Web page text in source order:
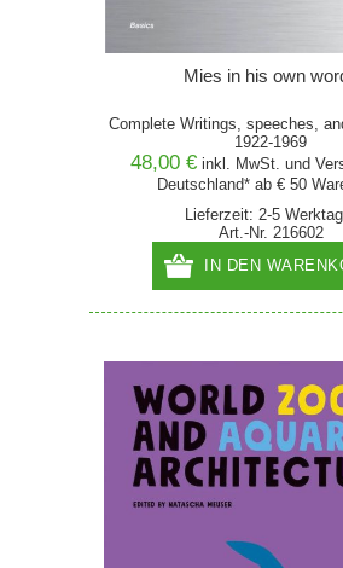
Mies in his own
Complete Writings, speeches,
1922-1969
48,00 € inkl. MwSt. und
Deutschland* ab € 50
Lieferzeit: 2-5
Art.-Nr. 216602
IN DEN